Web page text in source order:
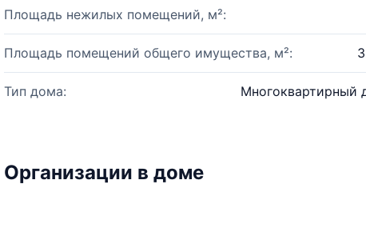
Площадь нежилых помещений, м²:
Площадь помещений общего имущества, м²:
Тип дома: Многоквартирный
Организации в доме